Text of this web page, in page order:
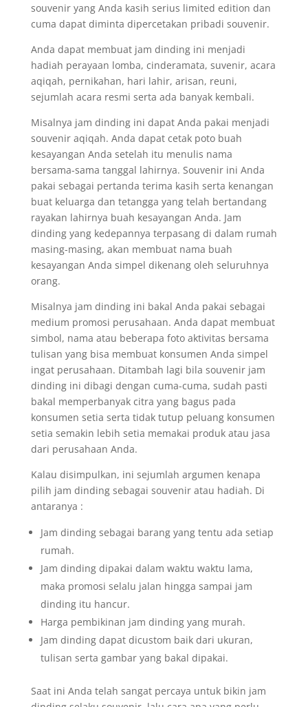
souvenir yang Anda kasih serius limited edition dan
cuma dapat diminta dipercetakan pribadi souvenir.
Anda dapat membuat jam dinding ini menjadi
hadiah perayaan lomba, cinderamata, suvenir, acara
aqiqah, pernikahan, hari lahir, arisan, reuni,
sejumlah acara resmi serta ada banyak kembali.
Misalnya jam dinding ini dapat Anda pakai menjadi
souvenir aqiqah. Anda dapat cetak poto buah
kesayangan Anda setelah itu menulis nama
bersama-sama tanggal lahirnya. Souvenir ini Anda
pakai sebagai pertanda terima kasih serta kenangan
buat keluarga dan tetangga yang telah bertandang
rayakan lahirnya buah kesayangan Anda. Jam
dinding yang kedepannya terpasang di dalam rumah
masing-masing, akan membuat nama buah
kesayangan Anda simpel dikenang oleh seluruhnya
orang.
Misalnya jam dinding ini bakal Anda pakai sebagai
medium promosi perusahaan. Anda dapat membuat
simbol, nama atau beberapa foto aktivitas bersama
tulisan yang bisa membuat konsumen Anda simpel
ingat perusahaan. Ditambah lagi bila souvenir jam
dinding ini dibagi dengan cuma-cuma, sudah pasti
bakal memperbanyak citra yang bagus pada
konsumen setia serta tidak tutup peluang konsumen
setia semakin lebih setia memakai produk atau jasa
dari perusahaan Anda.
Kalau disimpulkan, ini sejumlah argumen kenapa
pilih jam dinding sebagai souvenir atau hadiah. Di
antaranya :
Jam dinding sebagai barang yang tentu ada setiap
rumah.
Jam dinding dipakai dalam waktu waktu lama,
maka promosi selalu jalan hingga sampai jam
dinding itu hancur.
Harga pembikinan jam dinding yang murah.
Jam dinding dapat dicustom baik dari ukuran,
tulisan serta gambar yang bakal dipakai.
Saat ini Anda telah sangat percaya untuk bikin jam